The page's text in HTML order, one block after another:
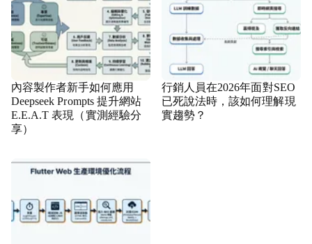
內容製作者新手如何應用
Deepseek Prompts 提升網站
E.E.A.T 表現（實測經驗分
享）
行銷人員在2026年面對SEO
已死說法時，該如何理解現
實趨勢？